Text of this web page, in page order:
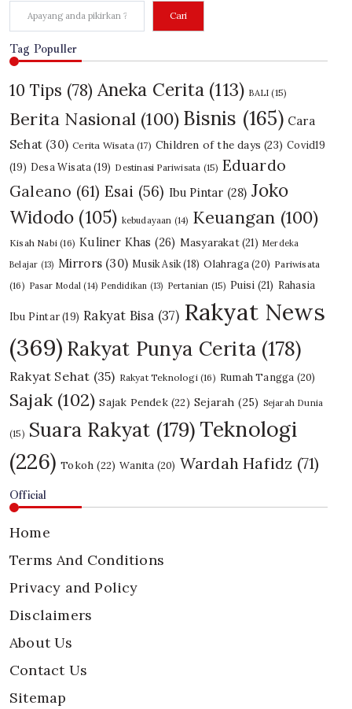
Cari
Tag Populler
10 Tips (78) Aneka Cerita (113) BALI (15)
Berita Nasional (100) Bisnis (165) Cara
Sehat (30) Cerita Wisata (17) Children of the days (23) Covid19
(19) Desa Wisata (19) Destinasi Pariwisata (15) Eduardo
Galeano (61) Esai (56) Ibu Pintar (28) Joko
Widodo (105) kebudayaan (14) Keuangan (100)
Kisah Nabi (16) Kuliner Khas (26) Masyarakat(21) Merdeka
Belajar (13) Mirrors (30) Musik Asik (18) Olahraga(20) Pariwisata
(16) Pasar Modal (14) Pendidikan (13) Pertanian (15) Puisi (21) Rahasia
Ibu Pintar(19) Rakyat Bisa (37) Rakyat News
(369) Rakyat Punya Cerita (178)
Rakyat Sehat (35) Rakyat Teknologi(16) Rumah Tangga (20)
Sajak (102) Sajak Pendek(22) Sejarah (25) Sejarah Dunia
(15) Suara Rakyat (179) Teknologi
(226) Tokoh (22) Wanita (20) Wardah Hafidz (71)
Official
Home
Terms And Conditions
Privacy and Policy
Disclaimers
About Us
Contact Us
Sitemap